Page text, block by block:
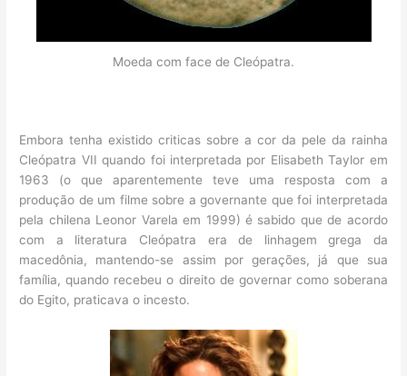
Moeda com face de Cleópatra.
Embora tenha existido criticas sobre a cor da pele da rainha
Cleópatra VII quando foi interpretada por Elisabeth Taylor em
1963 (o que aparentemente teve uma resposta com a
produção de um filme sobre a governante que foi interpretada
pela chilena Leonor Varela em 1999) é sabido que de acordo
com a literatura Cleópatra era de linhagem grega da
macedônia, mantendo-se assim por gerações, já que sua
família, quando recebeu o direito de governar como soberana
do Egito, praticava o incesto.